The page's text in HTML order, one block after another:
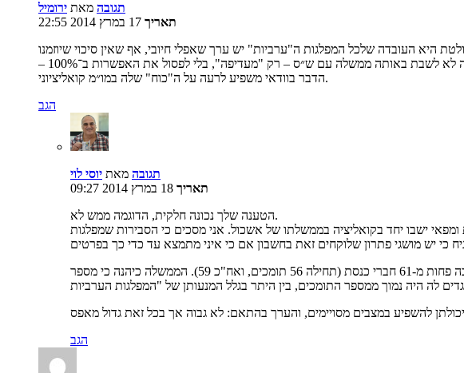
תגובה מאת ירומיל
תאריך
היא העובדה שלכל המפלגות ה"ערביות" יש ערך שאפלי חיובי, אף שאין סיכוי שיוזמנו
לאיזושהי קואליציה בעתיד הנראה לעין. גם לדוגמאות פחות קיצוניות יש השפעה על הניתוח הסופי: למשל, אם "יש עתיד" מעדיפה לא לשבת באותה ממשלה עם ש״ס – רק "מעדיפה", בלי לפסול את האפשרות ב־100% –
הדבר בוודאי משפיע לרעה על ה"כוח" שלה במו״מ קואליציוני.
הגב
תגובה מאת יוסי לוי
תאריך
הטענה שלך נכונה חלקית, הדוגמה ממש לא.
ומפאי ישבו יחד בקואליציה בממשלתו של אשכול. אני מסכים כי הסבירות שמפלגות
פרט לממשלתו של אשכול, יש עוד דוגמה היסטורית. ממשלת יצחק רבין כיהנה במשך קצת יותר משנתיים כאשר תמכו בה פחות מ-61 חברי כנסת (תחילה 56 תומכים, ואח"כ 59). הממשלה כיהנה כי מספר
הגב